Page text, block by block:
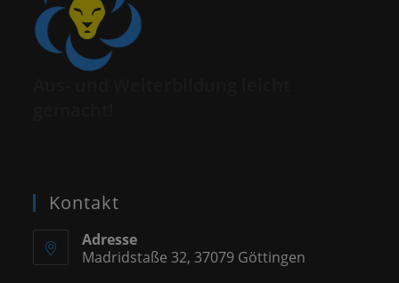
Kontakt
Adresse
Madridstaße 32, 37079 Göttingen